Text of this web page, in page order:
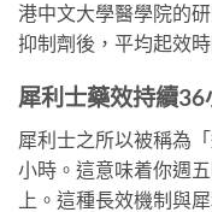
港中文大學醫學院的
抑制劑後，平均起效
犀利士藥效持續
犀利士之所以被稱為
小時。這意味着你週
上。這種長效機制與